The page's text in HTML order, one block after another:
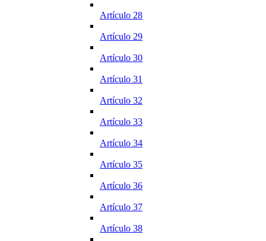
Artículo 28
Artículo 29
Artículo 30
Artículo 31
Artículo 32
Artículo 33
Artículo 34
Artículo 35
Artículo 36
Artículo 37
Artículo 38